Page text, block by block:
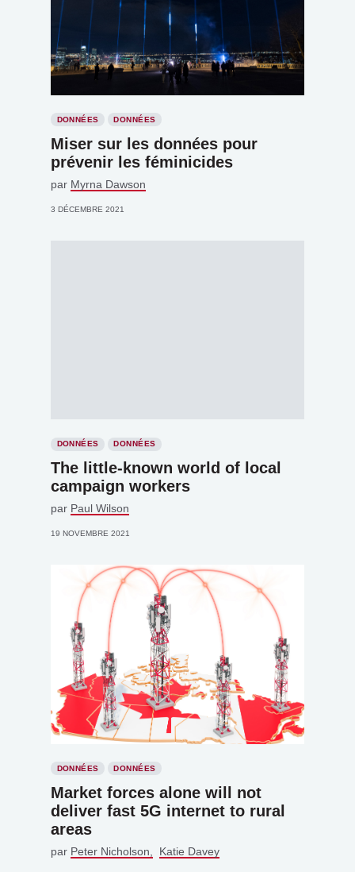
DONNÉES DONNÉES
Miser sur les données pour
prévenir les féminicides
par Myrna Dawson
3 DÉCEMBRE 2021
DONNÉES DONNÉES
The little-known world of local
campaign workers
par Paul Wilson
19 NOVEMBRE 2021
DONNÉES DONNÉES
Market forces alone will not
deliver fast 5G internet to rural
areas
par Peter Nicholson Katie Davey